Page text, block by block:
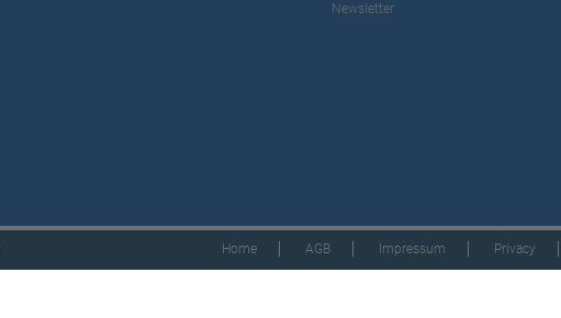
Newsletter
Home AGB Impressum Privacy